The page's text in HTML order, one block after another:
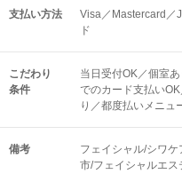
支払い方法
Visa／Mastercard／
ド
こだわり
条件
当日受付OK／個室
でのカード支払い
り／都度払いメニュ
備考
フェイシャル/シワ
市/フェイシャルエス